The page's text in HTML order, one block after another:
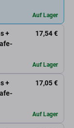
+
17,54 €
Auf Lager
+
17,05 €
Auf Lager
Auf Lager